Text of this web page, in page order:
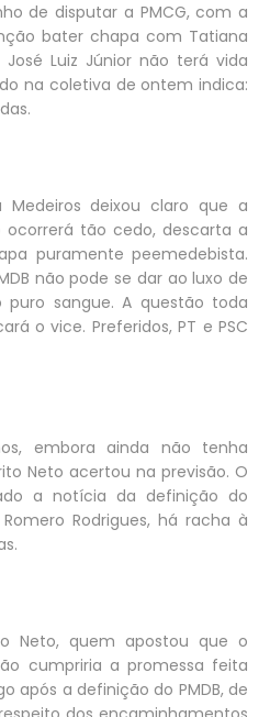
de disputar a PMCG, com a
bater chapa com Tatiana
Luiz Júnior não terá vida
na coletiva de ontem indica:
deixou claro que a
tão cedo, descarta a
puramente peemedebista.
não pode se dar ao luxo de
sangue. A questão toda
o vice. Preferidos, PT e PSC
embora ainda não tenha
Neto acertou na previsão. O
a notícia da definição do
Rodrigues, há racha à
Neto, quem apostou que o
cumpriria a promessa feita
após a definição do PMDB, de